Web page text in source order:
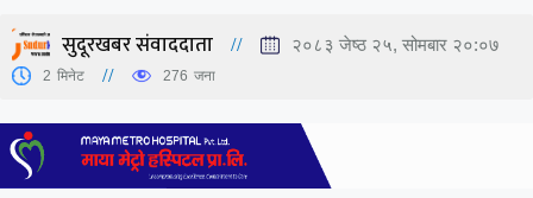
सुदूरखबर संवाददाता २०८३ जेष्ठ २५, सोमबार २०:०७
2 मिनेट 276 जना